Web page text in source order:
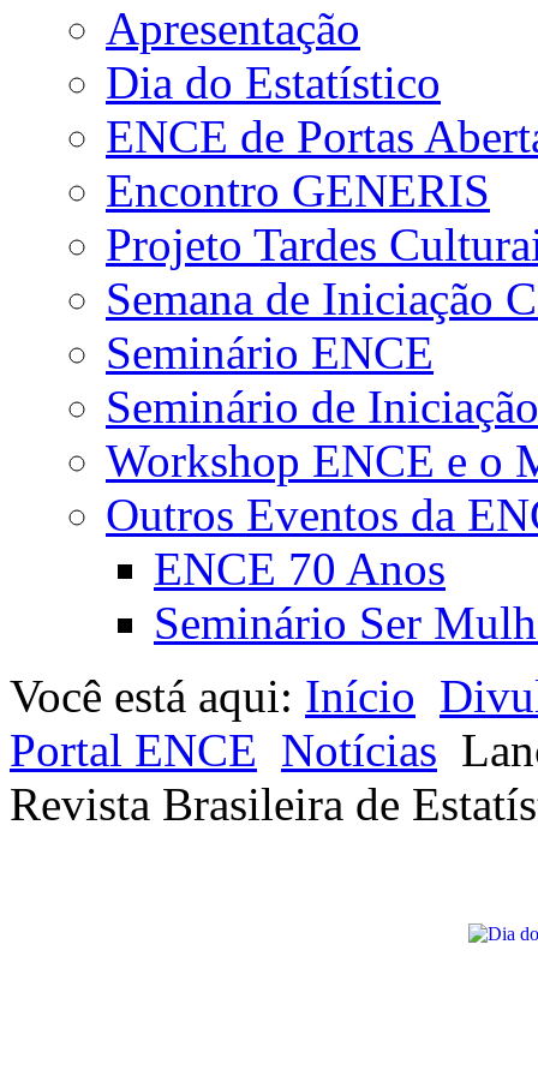
Apresentação
Dia do Estatístico
ENCE de Portas
Encontro GENERIS
Projeto Tardes
Semana de Iniciação
Seminário ENCE
Seminário de
Workshop ENCE e o
Outros Eventos da
ENCE 70 Anos
Seminário Ser
Você está aqui: Início
Portal ENCE Notícias
Revista Brasileira de